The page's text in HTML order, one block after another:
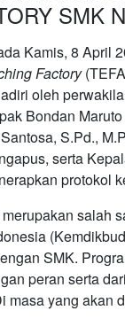
SMK
Kamis, 8 April
Factory
oleh
Bondan
S.Pd.,
serta
protokol
salah
SMK.
peran serta
masa yang akan